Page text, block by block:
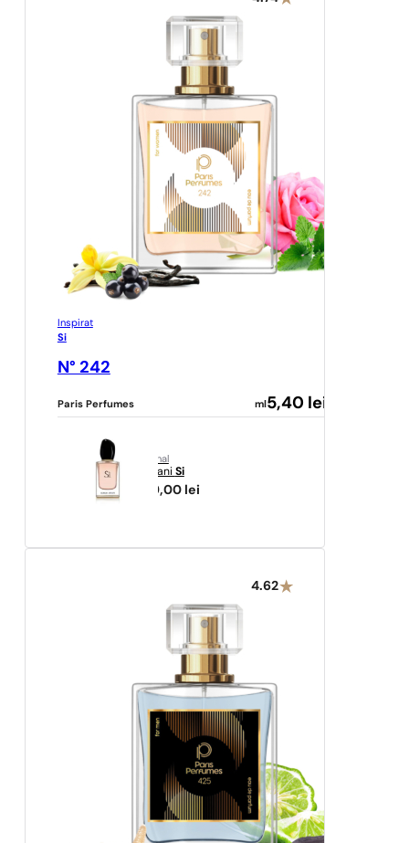
Inspirat
Si
N° 242
Paris Perfumes ml 5,40 lei
original
Armani Si
639,00 lei
4.62